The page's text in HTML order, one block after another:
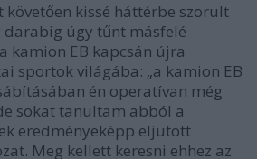
követően kissé háttérbe szorult
darabig úgy tűnt másfelé
kamion EB kapcsán újra
sportok világába: „a kamion EB
én operatívan még
sokat tanultam abból a
eredményeképp eljutott
Meg kellett keresni ehhez az